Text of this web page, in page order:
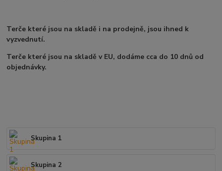
Terče které jsou na skladě i na prodejně, jsou ihned k
vyzvednutí.
Terče které jsou na skladě v EU, dodáme cca do 10 dnů od
objednávky.
Skupina 1
Skupina 2